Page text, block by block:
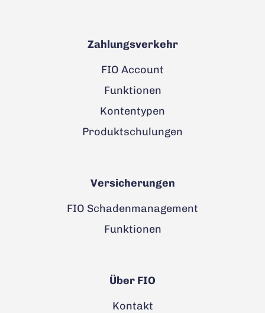
Zahlungsverkehr
FIO Account
Funktionen
Kontentypen
Produktschulungen
Versicherungen
FIO Schadenmanagement
Funktionen
Über FIO
Kontakt